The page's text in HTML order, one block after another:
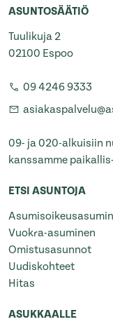
ASUNTOSÄÄTIÖ
Tuulikuja 2
02100 Espoo
09 4246 9333
09- ja 020-alkuisiin
kanssamme
ETSI ASUNTOJA
Vuokra-asuminen
Omistusasunnot
Uudiskohteet
Hitas
ASUKKAALLE